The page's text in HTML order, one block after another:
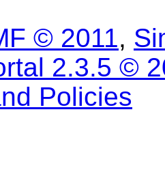
© 2011,
2.3.5 ©
Policies